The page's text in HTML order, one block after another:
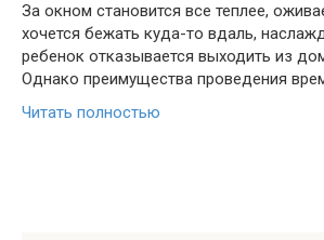
За окном становится все теплее,
хочется бежать куда-то вдаль,
ребенок отказывается выходить из
Однако преимущества проведения
Читать полностью